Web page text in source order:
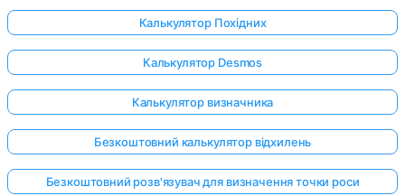
Калькулятор Похідних
Калькулятор Desmos
Калькулятор визначника
Безкоштовний калькулятор відхилень
Безкоштовний розв'язувач для визначення точки роси